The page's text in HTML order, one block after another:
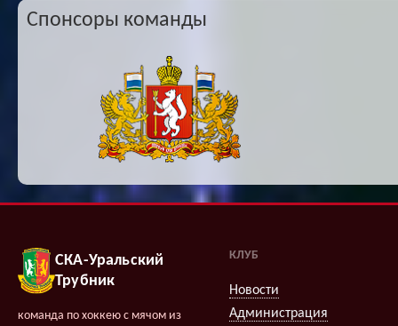
Спонсоры команды
СКА-Уральский
Трубник
команда по хоккею с мячом из
КЛУБ
Новости
Администрация